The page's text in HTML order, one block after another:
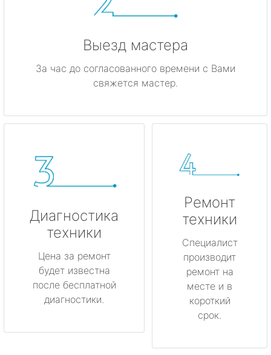
Выезд мастера
За час до согласованного времени с Вами
свяжется мастер.
Диагностика
техники
Цена за ремонт
будет известна
после бесплатной
диагностики.
Ремонт
техники
Специалист
производит
ремонт на
месте и в
короткий
срок.